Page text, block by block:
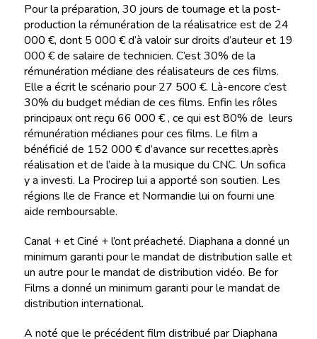
Pour la préparation, 30 jours de tournage et la post-
production la rémunération de la réalisatrice est de 24
000 €, dont 5 000 € d’à valoir sur droits d’auteur et 19
000 € de salaire de technicien. C’est 30% de la
rémunération médiane des réalisateurs de ces films.
Elle a écrit le scénario pour 27 500 €. Là-encore c’est
30% du budget médian de ces films. Enfin les rôles
principaux ont reçu 66 000 € , ce qui est 80% de leurs
rémunération médianes pour ces films. Le film a
bénéficié de 152 000 € d’avance sur recettes.après
réalisation et de l’aide à la musique du CNC. Un sofica
y a investi. La Procirep lui a apporté son soutien. Les
régions Ile de France et Normandie lui on fourni une
aide remboursable.
Canal + et Ciné + l’ont préacheté. Diaphana a donné un
minimum garanti pour le mandat de distribution salle et
un autre pour le mandat de distribution vidéo. Be for
Films a donné un minimum garanti pour le mandat de
distribution international.
A noté que le précédent film distribué par Diaphana